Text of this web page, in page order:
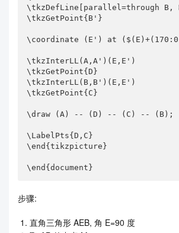
\tkzDefLine[parallel=through B,
\tkzGetPoint{B'}
\coordinate (E') at
\tkzInterLL(A,A')(E,E')
\tkzGetPoint{D}
\tkzInterLL(B,B')(E,E')
\tkzGetPoint{C}
\draw (A) -- (D) -- (C) -- (B);
\LabelPts{D,C}
\end{tikzpicture}
\end{document}
步骤:
直角三角形 AEB, 角 E=90 度